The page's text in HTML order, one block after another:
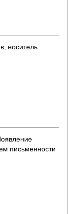
носитель
письменности